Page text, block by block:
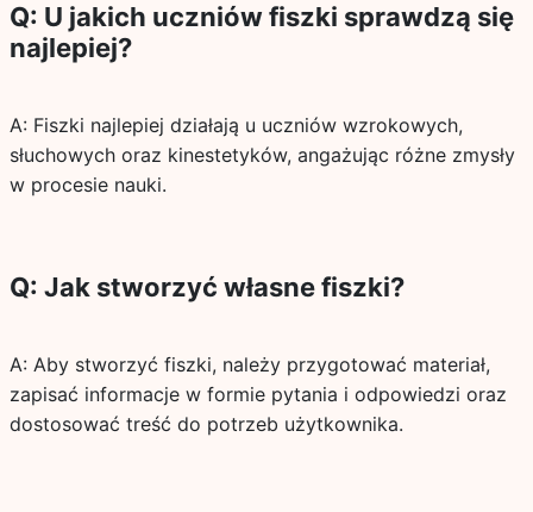
Q: U jakich uczniów fiszki sprawdzą się
najlepiej?
A: Fiszki najlepiej działają u uczniów wzrokowych,
słuchowych oraz kinestetyków, angażując różne zmysły
w procesie nauki.
Q: Jak stworzyć własne fiszki?
A: Aby stworzyć fiszki, należy przygotować materiał,
zapisać informacje w formie pytania i odpowiedzi oraz
dostosować treść do potrzeb użytkownika.